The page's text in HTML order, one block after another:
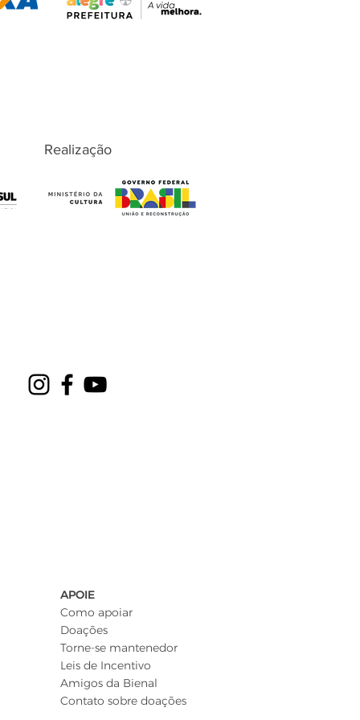
Realização
APOIE
Como apoiar
Doações
Torne-se mantenedor
Leis de Incentivo
Amigos da Bienal
Contato sobre doações